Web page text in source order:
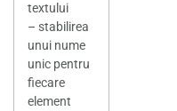
textului
– stabilirea
unui nume
unic pentru
fiecare
element